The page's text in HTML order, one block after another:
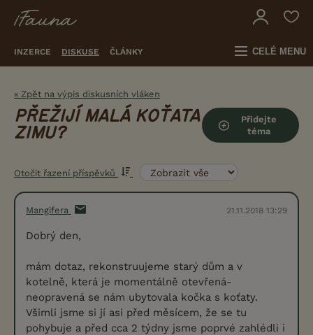
INZERCE DISKUSE ČLÁNKY CELÉ MENU
« Zpět na výpis diskusních vláken
PŘEŽIJÍ MALÁ KOŤATA
ZIMU?
Přidejte
téma
Otočit řazení příspěvků
Mangifera 21.11.2018 13:29
Dobrý den,
mám dotaz, rekonstruujeme starý dům a v
kotelně, která je momentálně otevřená-
neopravená se nám ubytovala kočka s koťaty.
Všimli jsme si jí asi před měsícem, že se tu
pohybuje a před cca 2 týdny jsme poprvé zahlédli i